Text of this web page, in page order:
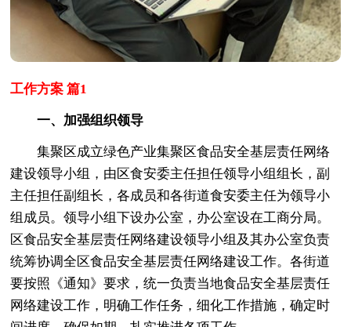
工作方案 篇1
一、加强组织领导
集聚区成立绿色产业集聚区食品安全基层责任网络
建设领导小组，由区食安委主任担任领导小组组长，副
主任担任副组长，各成员和各街道食安委主任为领导小
组成员。领导小组下设办公室，办公室设在工商分局。
区食品安全基层责任网络建设领导小组及其办公室负责
统筹协调全区食品安全基层责任网络建设工作。各街道
要按照《通知》要求，统一负责当地食品安全基层责任
网络建设工作，明确工作任务，细化工作措施，确定时